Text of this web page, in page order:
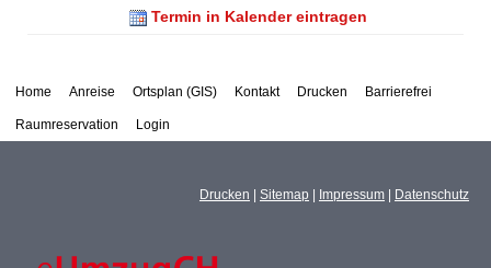
Termin in Kalender eintragen
Home Anreise Ortsplan (GIS) Kontakt Drucken Barrierefrei
Raumreservation Login
Drucken Sitemap Impressum Datenschutz